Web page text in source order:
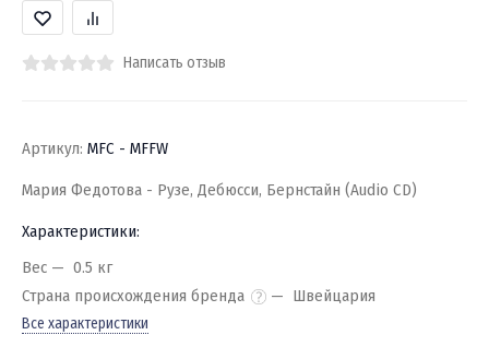
Написать отзыв
Артикул: MFC - MFFW
Мария Федотова - Рузе, Дебюсси, Бернстайн (Audio CD)
Характеристики:
Вес
0.5 кг
Страна происхождения бренда
Швейцария
Все характеристики